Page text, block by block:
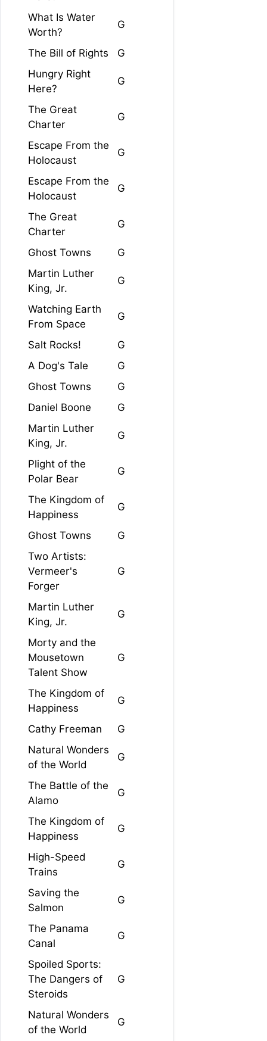
What Is Water
Worth?
G
The Bill of Rights
G
Hungry Right
Here?
G
The Great
Charter
G
Escape From the
Holocaust
G
Escape From the
Holocaust
G
The Great
Charter
G
Ghost Towns
G
Martin Luther
King, Jr.
G
Watching Earth
From Space
G
Salt Rocks!
G
A Dog's Tale
G
Ghost Towns
G
Daniel Boone
G
Martin Luther
King, Jr.
G
Plight of the
Polar Bear
G
The Kingdom of
Happiness
G
Ghost Towns
G
Two Artists:
Vermeer's
Forger
G
Martin Luther
King, Jr.
G
Morty and the
Mousetown
Talent Show
G
The Kingdom of
Happiness
G
Cathy Freeman
G
Natural Wonders
of the World
G
The Battle of the
Alamo
G
The Kingdom of
Happiness
G
High-Speed
Trains
G
Saving the
Salmon
G
The Panama
Canal
G
Spoiled Sports:
The Dangers of
Steroids
G
Natural Wonders
of the World
G